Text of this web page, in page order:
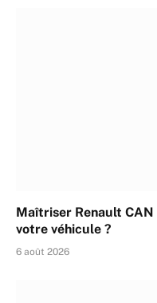
Maîtriser Renault
votre véhicule ?
6 août 2026